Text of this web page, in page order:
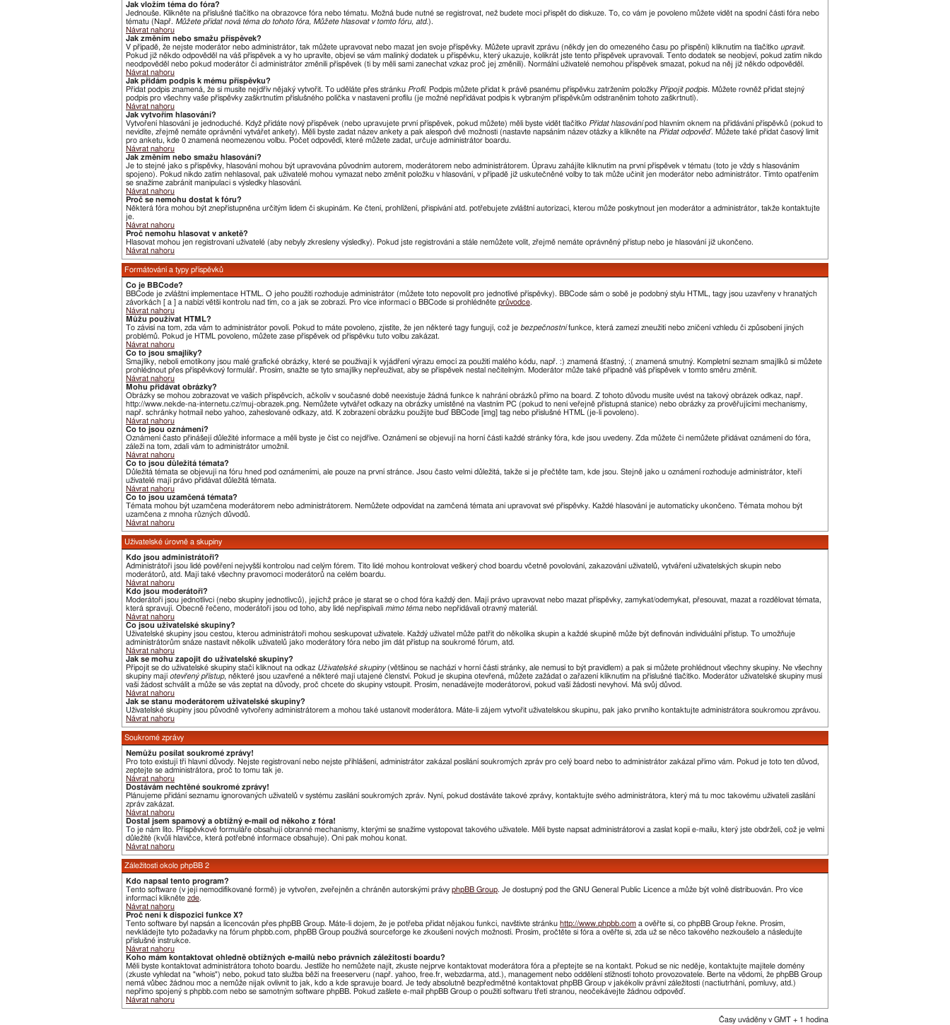
Jak vložím téma do fóra?
Jednouše. Klikněte na příslušné tlačítko na obrazovce fóra nebo tématu. Možná bude nutné se registrovat, než budete moci přispět do diskuze. To, co vám je povoleno můžete vidět na spodní části fóra nebo
tématu (Např. Můžete přidat nová téma do tohoto fóra, Můžete hlasovat v tomto fóru, atd.).
Návrat nahoru
Jak změním nebo smažu příspěvek?
V případě, že nejste moderátor nebo administrátor, tak můžete upravovat nebo mazat jen svoje příspěvky. Můžete upravit zprávu (někdy jen do omezeného času po přispění) kliknutím na tlačítko upravit.
Pokud již někdo odpověděl na váš příspěvek a vy ho upravíte, objeví se vám malinký dodatek u příspěvku, který ukazuje, kolikrát jste tento příspěvek upravovali. Tento dodatek se neobjeví, pokud zatím nikdo
neodpověděl nebo pokud moderátor či administrátor změnili příspěvek (ti by měli sami zanechat vzkaz proč jej změnili). Normální uživatelé nemohou příspěvek smazat, pokud na něj již někdo odpověděl.
Návrat nahoru
Jak přidám podpis k mému příspěvku?
Přidat podpis znamená, že si musíte nejdřív nějaký vytvořit. To uděláte přes stránku Profil. Podpis můžete přidat k právě psanému příspěvku zatržením položky Připojit podpis. Můžete rovněž přidat stejný
podpis pro všechny vaše příspěvky zaškrtnutím příslušného políčka v nastavení profilu (je možné nepřidávat podpis k vybraným příspěvkům odstraněním tohoto zaškrtnutí).
Návrat nahoru
Jak vytvořím hlasování?
Vytvoření hlasování je jednoduché. Když přidáte nový příspěvek (nebo upravujete první příspěvek, pokud můžete) měli byste vidět tlačítko Přidat hlasovánípod hlavním oknem na přidávání příspěvků (pokud to
nevidíte, zřejmě nemáte oprávnění vytvářet ankety). Měli byste zadat název ankety a pak alespoň dvě možnosti (nastavte napsáním název otázky a klikněte na Přidat odpověď. Můžete také přidat časový limit
pro anketu, kde 0 znamená neomezenou volbu. Počet odpovědí, které můžete zadat, určuje administrátor boardu.
Návrat nahoru
Jak změním nebo smažu hlasování?
Je to stejné jako s příspěvky, hlasování mohou být upravována původním autorem, moderátorem nebo administrátorem. Úpravu zahájíte kliknutím na první příspěvek v tématu (toto je vždy s hlasováním
spojeno). Pokud nikdo zatím nehlasoval, pak uživatelé mohou vymazat nebo změnit položku v hlasování, v případě již uskutečněné volby to tak může učinit jen moderátor nebo administrátor. Tímto opatřením
se snažíme zabránit manipulaci s výsledky hlasování.
Návrat nahoru
Proč se nemohu dostat k fóru?
Některá fóra mohou být znepřístupněna určitým lidem či skupinám. Ke čtení, prohlížení, přispívání atd. potřebujete zvláštní autorizaci, kterou může poskytnout jen moderátor a administrátor, takže kontaktujte
je.
Návrat nahoru
Proč nemohu hlasovat v anketě?
Hlasovat mohou jen registrovaní uživatelé (aby nebyly zkresleny výsledky). Pokud jste registrováni a stále nemůžete volit, zřejmě nemáte oprávněný přístup nebo je hlasování již ukončeno.
Návrat nahoru
Formátování a typy příspěvků
Co je BBCode?
BBCode je zvláštní implementace HTML. O jeho použití rozhoduje administrátor (můžete toto nepovolit pro jednotlivé příspěvky). BBCode sám o sobě je podobný stylu HTML, tagy jsou uzavřeny v hranatých
závorkách [ a ] a nabízí větší kontrolu nad tím, co a jak se zobrazí. Pro více informací o BBCode si prohlédněte průvodce.
Návrat nahoru
Můžu používat HTML?
To závisí na tom, zda vám to administrátor povolí. Pokud to máte povoleno, zjistíte, že jen některé tagy fungují, což je bezpečnostnífunkce, která zamezí zneužití nebo zničení vzhledu či způsobení jiných
problémů. Pokud je HTML povoleno, můžete zase příspěvek od příspěvku tuto volbu zakázat.
Návrat nahoru
Co to jsou smajlíky?
Smajlíky, neboli emotikony jsou malé grafické obrázky, které se používají k vyjádření výrazu emocí za použití malého kódu, např. :) znamená šťastný, :( znamená smutný. Kompletní seznam smajlíků si můžete
prohlédnout přes příspěvkový formulář. Prosím, snažte se tyto smajlíky nepřeužívat, aby se příspěvek nestal nečitelným. Moderátor může také případně váš příspěvek v tomto směru změnit.
Návrat nahoru
Mohu přidávat obrázky?
Obrázky se mohou zobrazovat ve vašich příspěvcích, ačkoliv v současné době neexistuje žádná funkce k nahrání obrázků přímo na board. Z tohoto důvodu musíte uvést na takový obrázek odkaz, např.
http://www.nekde-na-internetu.cz/muj-obrazek.png. Nemůžete vytvářet odkazy na obrázky umístěné na vlastním PC (pokud to není veřejně přístupná stanice) nebo obrázky za prověřujícími mechanismy,
např. schránky hotmail nebo yahoo, zaheslované odkazy, atd. K zobrazení obrázku použijte buď BBCode [img] tag nebo příslušné HTML (je-li povoleno).
Návrat nahoru
Co to jsou oznámení?
Oznámení často přinášejí důležité informace a měli byste je číst co nejdříve. Oznámení se objevují na horní části každé stránky fóra, kde jsou uvedeny. Zda můžete či nemůžete přidávat oznámení do fóra,
záleží na tom, zdali vám to administrátor umožnil.
Návrat nahoru
Co to jsou důležitá témata?
Důležitá témata se objevují na fóru hned pod oznámeními, ale pouze na první stránce. Jsou často velmi důležitá, takže si je přečtěte tam, kde jsou. Stejně jako u oznámení rozhoduje administrátor, kteří
uživatelé mají právo přidávat důležitá témata.
Návrat nahoru
Co to jsou uzamčená témata?
Témata mohou být uzamčena moderátorem nebo administrátorem. Nemůžete odpovídat na zamčená témata ani upravovat své příspěvky. Každé hlasování je automaticky ukončeno. Témata mohou být
uzamčena z mnoha různých důvodů.
Návrat nahoru
Uživatelské úrovně a skupiny
Kdo jsou administrátoři?
Administrátoři jsou lidé pověření nejvyšší kontrolou nad celým fórem. Tito lidé mohou kontrolovat veškerý chod boardu včetně povolování, zakazování uživatelů, vytváření uživatelských skupin nebo
moderátorů, atd. Mají také všechny pravomoci moderátorů na celém boardu.
Návrat nahoru
Kdo jsou moderátoři?
Moderátoři jsou jednotlivci (nebo skupiny jednotlivců), jejichž práce je starat se o chod fóra každý den. Mají právo upravovat nebo mazat příspěvky, zamykat/odemykat, přesouvat, mazat a rozdělovat témata,
která spravují. Obecně řečeno, moderátoři jsou od toho, aby lidé nepřispívali mimo témanebo nepřidávali otravný materiál.
Návrat nahoru
Co jsou uživatelské skupiny?
Uživatelské skupiny jsou cestou, kterou administrátoři mohou seskupovat uživatele. Každý uživatel může patřit do několika skupin a každé skupině může být definován individuální přístup. To umožňuje
administrátorům snáze nastavit několik uživatelů jako moderátory fóra nebo jim dát přístup na soukromé fórum, atd.
Návrat nahoru
Jak se mohu zapojit do uživatelské skupiny?
Připojit se do uživatelské skupiny stačí kliknout na odkaz Uživatelské skupiny(většinou se nachází v horní části stránky, ale nemusí to být pravidlem) a pak si můžete prohlédnout všechny skupiny. Ne všechny
skupiny mají otevřený přístup, některé jsou uzavřené a některé mají utajené členství. Pokud je skupina otevřená, můžete zažádat o zařazení kliknutím na příslušné tlačítko. Moderátor uživatelské skupiny musí
vaši žádost schválit a může se vás zeptat na důvody, proč chcete do skupiny vstoupit. Prosím, nenadávejte moderátorovi, pokud vaší žádosti nevyhoví. Má svůj důvod.
Návrat nahoru
Jak se stanu moderátorem uživatelské skupiny?
Uživatelské skupiny jsou původně vytvořeny administrátorem a mohou také ustanovit moderátora. Máte-li zájem vytvořit uživatelskou skupinu, pak jako prvního kontaktujte administrátora soukromou zprávou.
Návrat nahoru
Soukromé zprávy
Nemůžu posílat soukromé zprávy!
Pro toto existují tři hlavní důvody. Nejste registrovaní nebo nejste přihlášení, administrátor zakázal posílání soukromých zpráv pro celý board nebo to administrátor zakázal přímo vám. Pokud je toto ten důvod,
zeptejte se administrátora, proč to tomu tak je.
Návrat nahoru
Dostávám nechtěné soukromé zprávy!
Plánujeme přidání seznamu ignorovaných uživatelů v systému zasílání soukromých zpráv. Nyní, pokud dostáváte takové zprávy, kontaktujte svého administrátora, který má tu moc takovému uživateli zasílání
zpráv zakázat.
Návrat nahoru
Dostal jsem spamový a obtížný e-mail od někoho z fóra!
To je nám líto. Příspěvkové formuláře obsahují obranné mechanismy, kterými se snažíme vystopovat takového uživatele. Měli byste napsat administrátorovi a zaslat kopii e-mailu, který jste obdrželi, což je velmi
důležité (kvůli hlavičce, která potřebné informace obsahuje). Oni pak mohou konat.
Návrat nahoru
Záležitosti okolo phpBB 2
Kdo napsal tento program?
Tento software (v její nemodifikované formě) je vytvořen, zveřejněn a chráněn autorskými právy phpBB Group. Je dostupný pod the GNU General Public Licence a může být volně distribuován. Pro více
informací klikněte zde.
Návrat nahoru
Proč není k dispozici funkce X?
Tento software byl napsán a licencován přes phpBB Group. Máte-li dojem, že je potřeba přidat nějakou funkci, navštivte stránku http://www.phpbb.com a ověřte si, co phpBB Group řekne. Prosím,
nevkládejte tyto požadavky na fórum phpbb.com, phpBB Group používá sourceforge ke zkoušení nových možností. Prosím, pročtěte si fóra a ověřte si, zda už se něco takového nezkoušelo a následujte
příslušné instrukce.
Návrat nahoru
Koho mám kontaktovat ohledně obtížných e-mailů nebo právních záležitostí boardu?
Měli byste kontaktovat administrátora tohoto boardu. Jestliže ho nemůžete najít, zkuste nejprve kontaktovat moderátora fóra a přeptejte se na kontakt. Pokud se nic neděje, kontaktujte majitele domény
(zkuste vyhledat na "whois") nebo, pokud tato služba běží na freeserveru (např. yahoo, free.fr, webzdarma, atd.), management nebo oddělení stížností tohoto provozovatele. Berte na vědomí, že phpBB Group
nemá vůbec žádnou moc a nemůže nijak ovlivnit to jak, kdo a kde spravuje board. Je tedy absolutně bezpředmětné kontaktovat phpBB Group v jakékoliv právní záležitosti (nactiutrhání, pomluvy, atd.)
nepřímo spojený s phpbb.com nebo se samotným software phpBB. Pokud zašlete e-mail phpBB Group o použití softwaru třetí stranou, neočekávejte žádnou odpověď.
Návrat nahoru
Časy uváděny v GMT + 1 hodina